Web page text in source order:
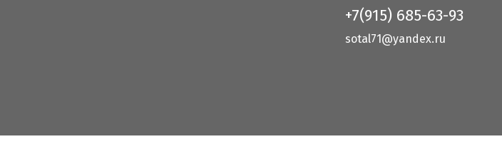
+7(915) 685-63-93
sotal71@yandex.ru